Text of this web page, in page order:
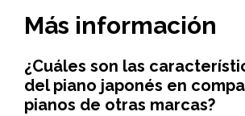
Más información
¿Cuáles son las
del piano japonés en
pianos de otras marcas?